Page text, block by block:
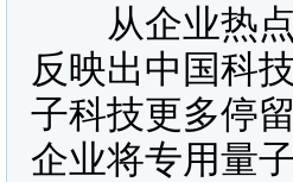
从企业热点
反映出中国科
子科技更多停
企业将专用量